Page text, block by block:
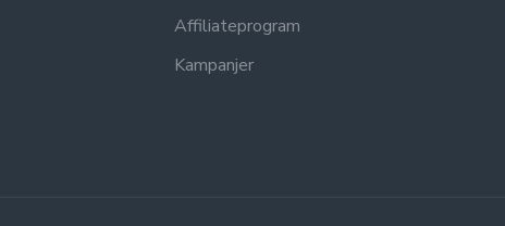
Affiliateprogram
Kampanjer